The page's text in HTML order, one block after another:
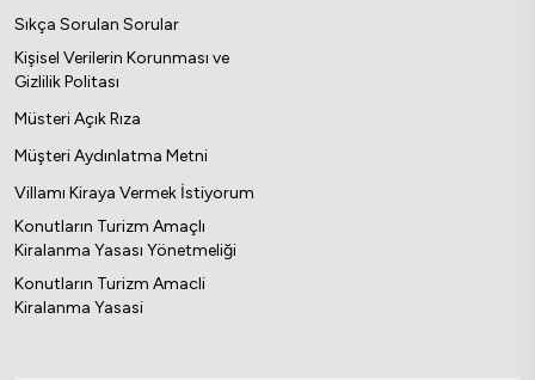
Sıkça Sorulan Sorular
Kişisel Verilerin Korunması ve
Gizlilik Politası
Müsteri Açık Rıza
Müşteri Aydınlatma Metni
Villamı Kiraya Vermek İstiyorum
Konutların Turizm Amaçlı
Kiralanma Yasası Yönetmeliği
Konutların Turizm Amacli
Kiralanma Yasasi